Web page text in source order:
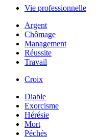
Vie professionnelle
Argent
Chômage
Management
Réussite
Travail
Croix
Diable
Exorcisme
Hérésie
Mort
Péchés